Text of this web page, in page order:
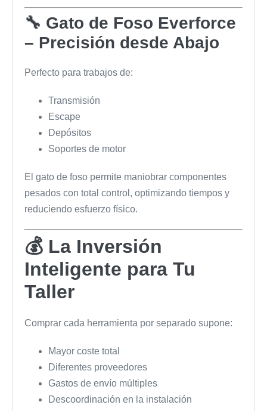
🔧 Gato de Foso Everforce
– Precisión desde Abajo
Perfecto para trabajos de:
Transmisión
Escape
Depósitos
Soportes de motor
El gato de foso permite maniobrar componentes
pesados con total control, optimizando tiempos y
reduciendo esfuerzo físico.
💰 La Inversión
Inteligente para Tu
Taller
Comprar cada herramienta por separado supone:
Mayor coste total
Diferentes proveedores
Gastos de envío múltiples
Descoordinación en la instalación